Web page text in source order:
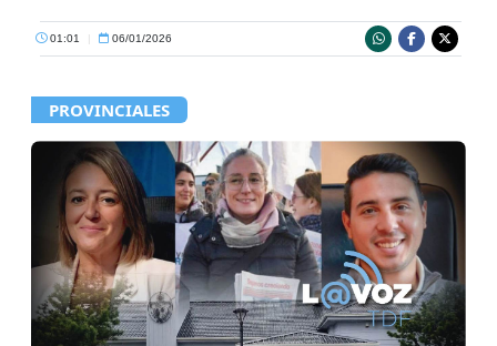
01:01 | 06/01/2026
PROVINCIALES